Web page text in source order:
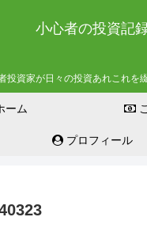
小心者の投資記
投資家が日々の投資あれこれを
ーム
プロフィール